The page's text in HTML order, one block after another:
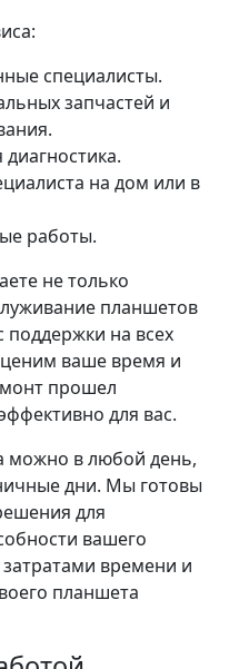
специалисты.
запчастей и
на дом или в
работы.
не только
планшетов
на всех
ваше время и
прошел
для вас.
можно в любой день,
дни. Мы готовы
для
вашего
времени и
планшета